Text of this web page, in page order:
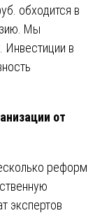
обходится в
Мы
Инвестиции в
от
реформ
экспертов